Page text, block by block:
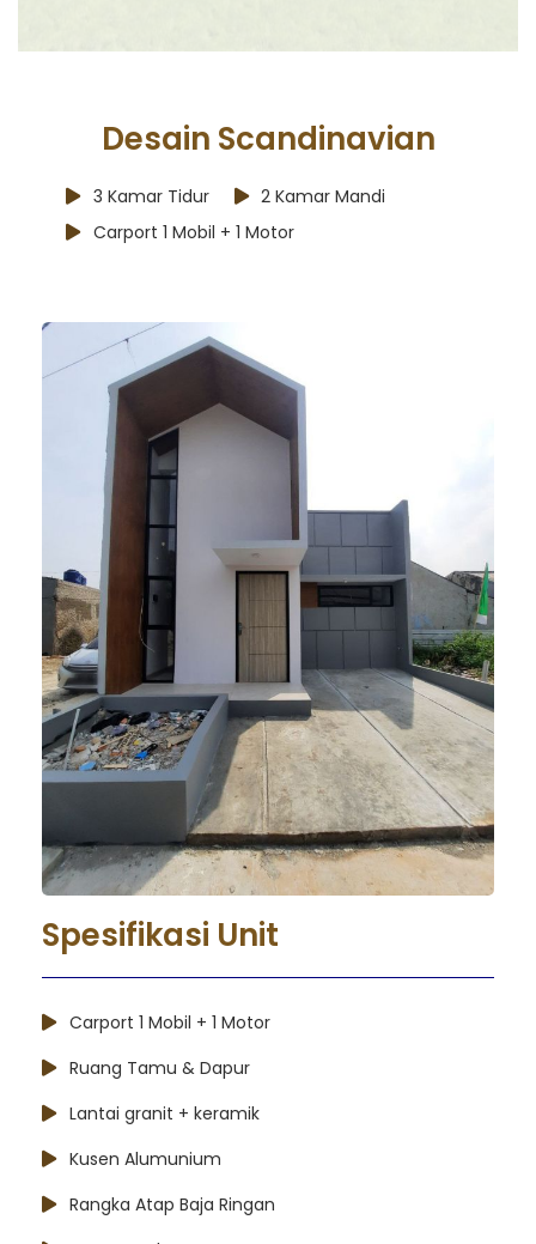
Desain Scandinavian
3 Kamar Tidur
2 Kamar Mandi
Carport 1 Mobil + 1 Motor
Spesifikasi Unit
Carport 1 Mobil + 1 Motor
Ruang Tamu & Dapur
Lantai granit + keramik
Kusen Alumunium
Rangka Atap Baja Ringan